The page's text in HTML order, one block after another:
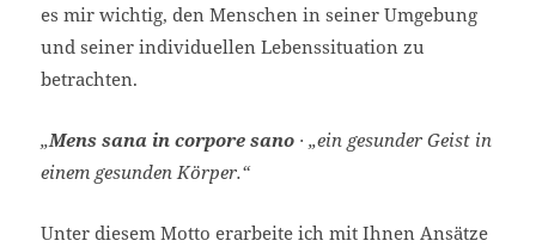
es mir wichtig, den Menschen in seiner Umgebung
und seiner individuellen Lebenssituation zu
betrachten.
„Mens sana in corpore sano · „ein gesunder Geist in
einem gesunden Körper.“
Unter diesem Motto erarbeite ich mit Ihnen Ansätze